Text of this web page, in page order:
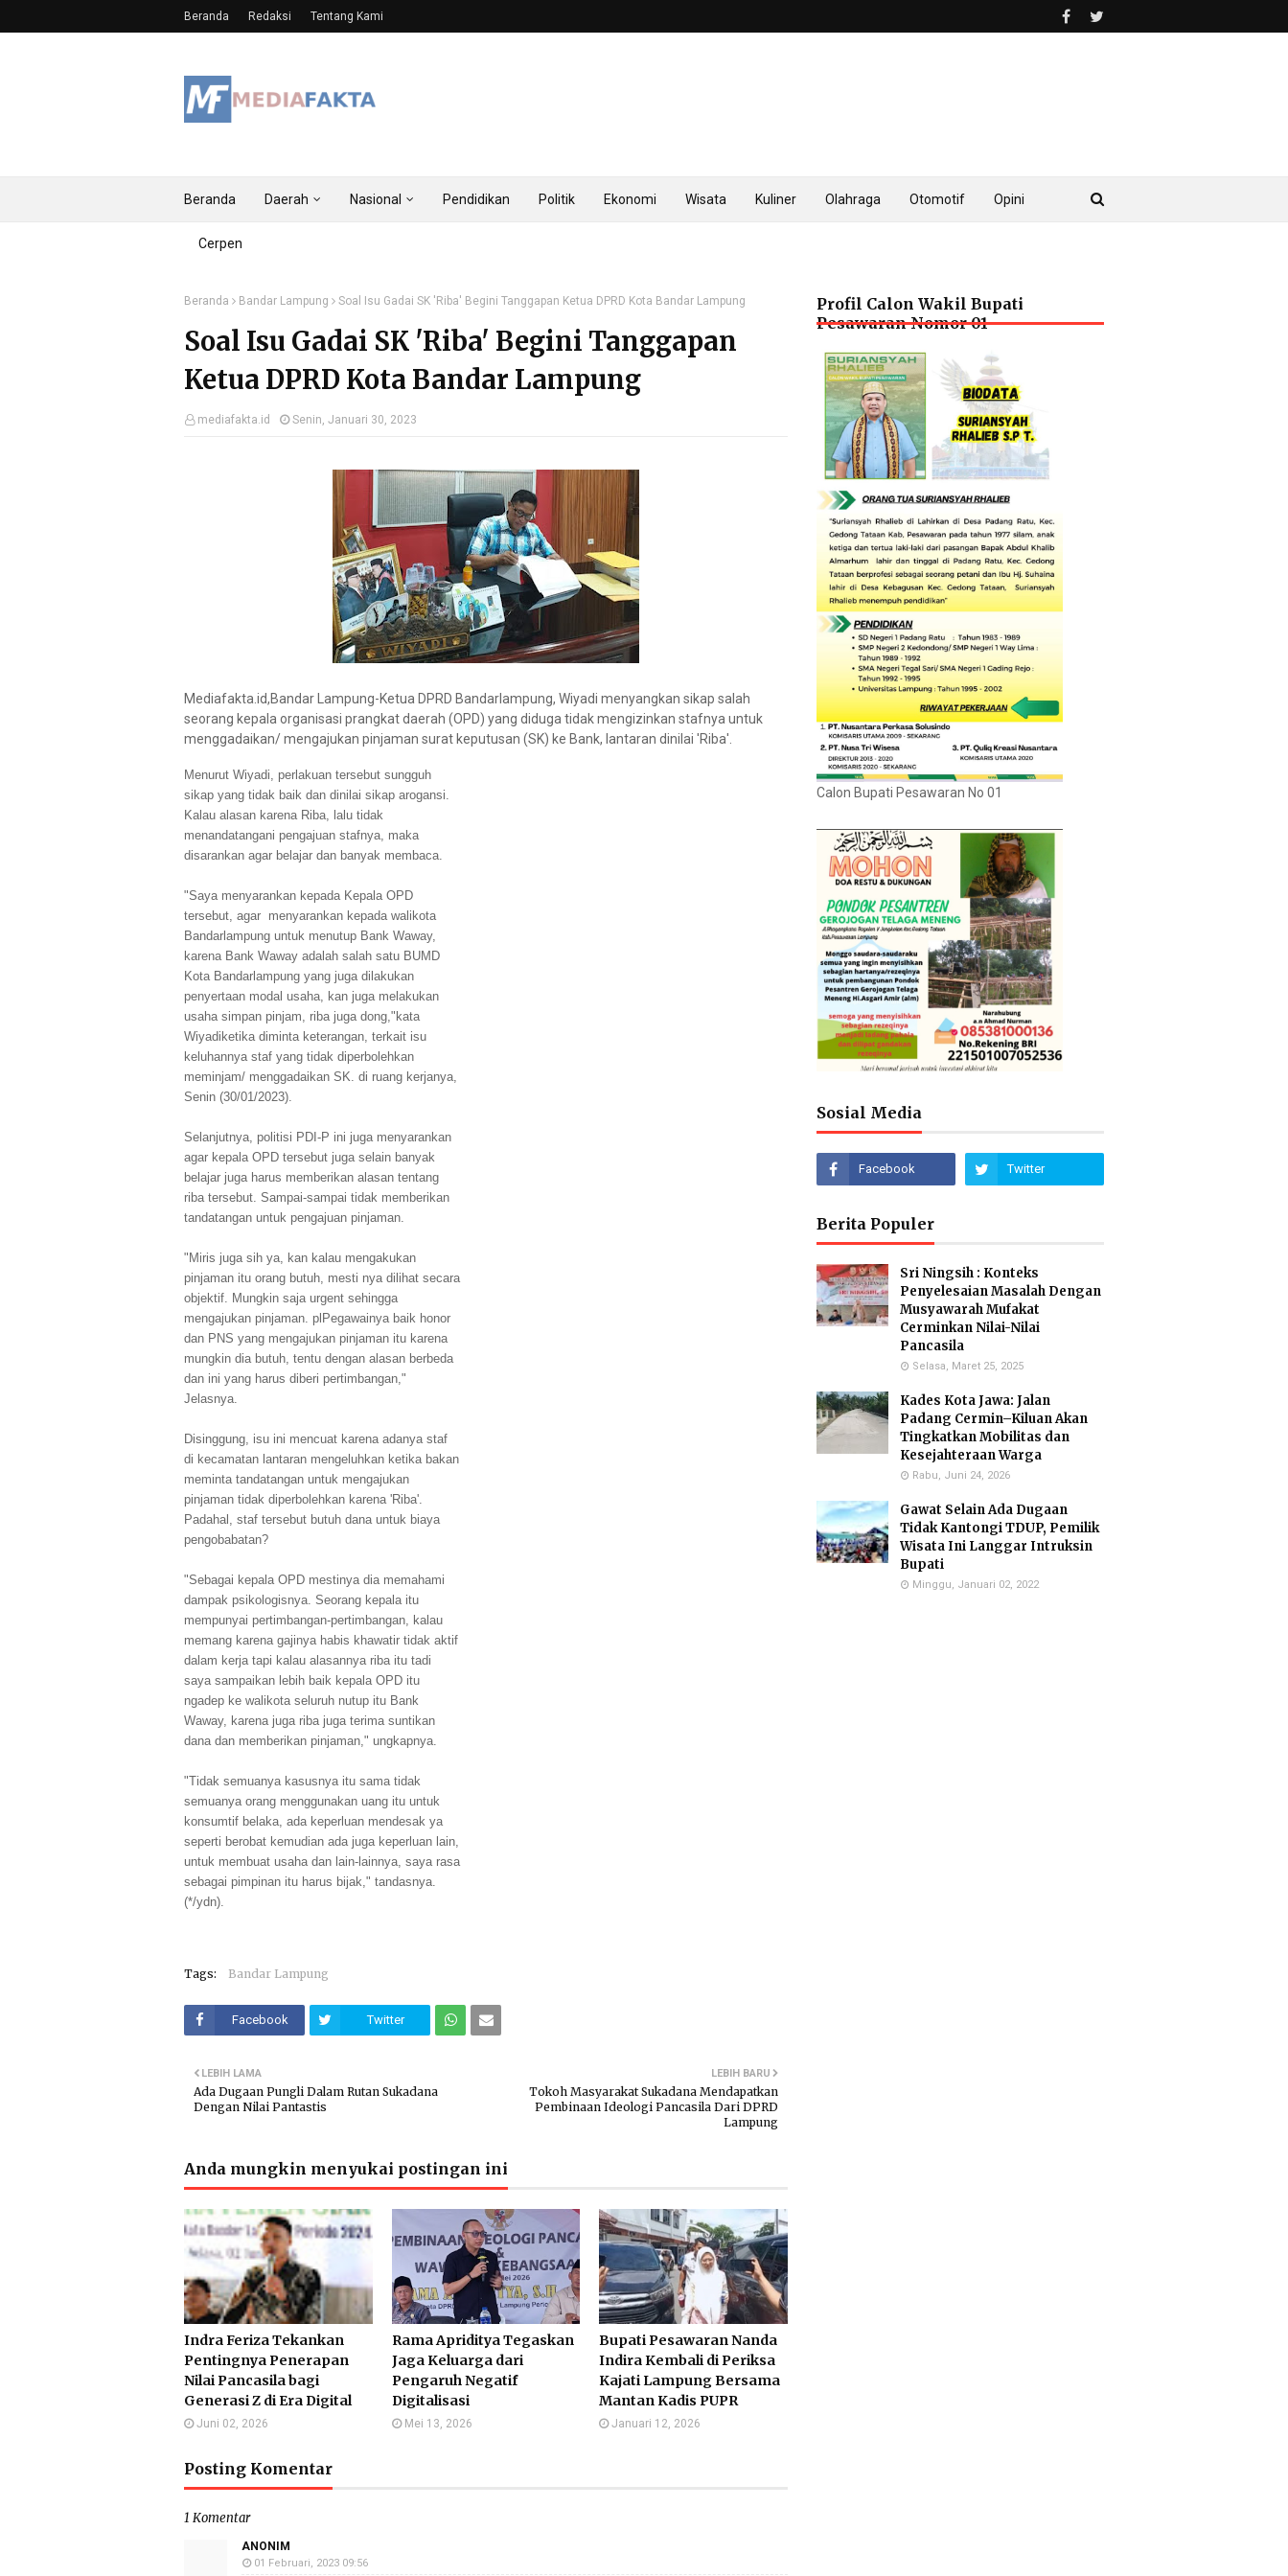
Beranda Redaksi Tentang Kami
Beranda Daerah Nasional Pendidikan Politik Ekonomi Wisata Kuliner Olahraga Otomotif Opini
Cerpen
Beranda Bandar Lampung Soal Isu Gadai SK 'Riba' Begini Tanggapan Ketua DPRD Kota Bandar Lampung
Soal Isu Gadai SK 'Riba' Begini Tanggapan
Ketua DPRD Kota Bandar Lampung
mediafakta.id Senin, Januari 30, 2023
Mediafakta.id,Bandar Lampung-Ketua DPRD Bandarlampung, Wiyadi menyangkan sikap salah
seorang kepala organisasi prangkat daerah (OPD) yang diduga tidak mengizinkan stafnya untuk
menggadaikan/ mengajukan pinjaman surat keputusan (SK) ke Bank, lantaran dinilai 'Riba'.
Menurut Wiyadi, perlakuan tersebut sungguh
sikap yang tidak baik dan dinilai sikap arogansi.
Kalau alasan karena Riba, lalu tidak
menandatangani pengajuan stafnya, maka
disarankan agar belajar dan banyak membaca.
"Saya menyarankan kepada Kepala OPD
tersebut, agar menyarankan kepada walikota
Bandarlampung untuk menutup Bank Waway,
karena Bank Waway adalah salah satu BUMD
Kota Bandarlampung yang juga dilakukan
penyertaan modal usaha, kan juga melakukan
usaha simpan pinjam, riba juga dong,"kata
Wiyadiketika diminta keterangan, terkait isu
keluhannya staf yang tidak diperbolehkan
meminjam/ menggadaikan SK. di ruang kerjanya,
Senin (30/01/2023).
Selanjutnya, politisi PDI-P ini juga menyarankan
agar kepala OPD tersebut juga selain banyak
belajar juga harus memberikan alasan tentang
riba tersebut. Sampai-sampai tidak memberikan
tandatangan untuk pengajuan pinjaman.
"Miris juga sih ya, kan kalau mengakukan
pinjaman itu orang butuh, mesti nya dilihat secara
objektif. Mungkin saja urgent sehingga
mengajukan pinjaman. plPegawainya baik honor
dan PNS yang mengajukan pinjaman itu karena
mungkin dia butuh, tentu dengan alasan berbeda
dan ini yang harus diberi pertimbangan,"
Jelasnya.
Disinggung, isu ini mencuat karena adanya staf
di kecamatan lantaran mengeluhkan ketika bakan
meminta tandatangan untuk mengajukan
pinjaman tidak diperbolehkan karena 'Riba'.
Padahal, staf tersebut butuh dana untuk biaya
pengobabatan?
"Sebagai kepala OPD mestinya dia memahami
dampak psikologisnya. Seorang kepala itu
mempunyai pertimbangan-pertimbangan, kalau
memang karena gajinya habis khawatir tidak aktif
dalam kerja tapi kalau alasannya riba itu tadi
saya sampaikan lebih baik kepala OPD itu
ngadep ke walikota seluruh nutup itu Bank
Waway, karena juga riba juga terima suntikan
dana dan memberikan pinjaman," ungkapnya.
"Tidak semuanya kasusnya itu sama tidak
semuanya orang menggunakan uang itu untuk
konsumtif belaka, ada keperluan mendesak ya
seperti berobat kemudian ada juga keperluan lain,
untuk membuat usaha dan lain-lainnya, saya rasa
sebagai pimpinan itu harus bijak," tandasnya.
(*/ydn).
Tags: Bandar Lampung
Facebook Twitter
LEBIH BARU
Tokoh Masyarakat Sukadana Mendapatkan
Pembinaan Ideologi Pancasila Dari DPRD
Lampung
LEBIH LAMA
Ada Dugaan Pungli Dalam Rutan Sukadana
Dengan Nilai Pantastis
Anda mungkin menyukai postingan ini
Indra Feriza Tekankan
Pentingnya Penerapan
Nilai Pancasila bagi
Generasi Z di Era Digital
Juni 02, 2026
Rama Apriditya Tegaskan
Jaga Keluarga dari
Pengaruh Negatif
Digitalisasi
Mei 13, 2026
Bupati Pesawaran Nanda
Indira Kembali di Periksa
Kajati Lampung Bersama
Mantan Kadis PUPR
Januari 12, 2026
Posting Komentar
1 Komentar
ANONIM
01 Februari, 2023 09:56
Profil Calon Wakil Bupati
Pesawaran Nomor 01
Calon Bupati Pesawaran No 01
Sosial Media
Berita Populer
Sri Ningsih : Konteks
Penyelesaian Masalah Dengan
Musyawarah Mufakat
Cerminkan Nilai-Nilai
Pancasila
Selasa, Maret 25, 2025
Kades Kota Jawa: Jalan
Padang Cermin–Kiluan Akan
Tingkatkan Mobilitas dan
Kesejahteraan Warga
Rabu, Juni 24, 2026
Gawat Selain Ada Dugaan
Tidak Kantongi TDUP, Pemilik
Wisata Ini Langgar Intruksin
Bupati
Minggu, Januari 02, 2022